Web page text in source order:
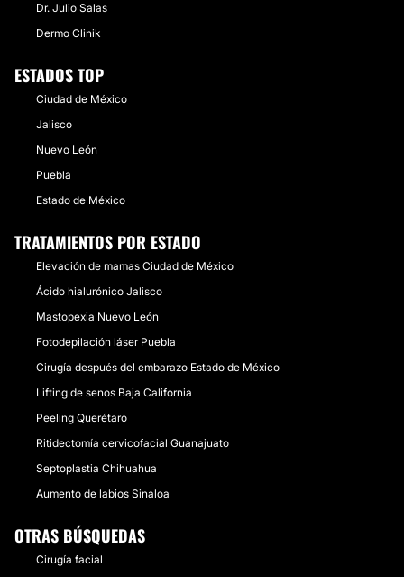
Dr. Julio Salas
Dermo Clinik
ESTADOS TOP
Ciudad de México
Jalisco
Nuevo León
Puebla
Estado de México
TRATAMIENTOS POR ESTADO
Elevación de mamas Ciudad de México
Ácido hialurónico Jalisco
Mastopexia Nuevo León
Fotodepilación láser Puebla
Cirugía después del embarazo Estado de México
Lifting de senos Baja California
Peeling Querétaro
Ritidectomía cervicofacial Guanajuato
Septoplastia Chihuahua
Aumento de labios Sinaloa
OTRAS BÚSQUEDAS
Cirugía facial